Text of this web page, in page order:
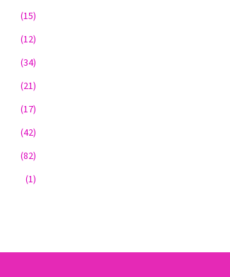
(15)
(12)
(34)
(21)
(17)
(42)
(82)
(1)